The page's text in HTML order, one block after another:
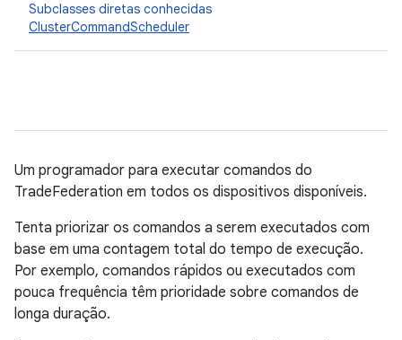
Subclasses diretas conhecidas
ClusterCommandScheduler
Um programador para executar comandos do
TradeFederation em todos os dispositivos disponíveis.
Tenta priorizar os comandos a serem executados com
base em uma contagem total do tempo de execução.
Por exemplo, comandos rápidos ou executados com
pouca frequência têm prioridade sobre comandos de
longa duração.